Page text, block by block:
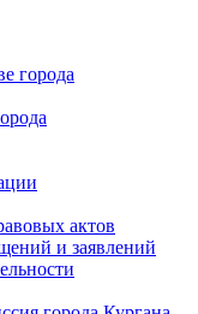
города
актов
и заявлений